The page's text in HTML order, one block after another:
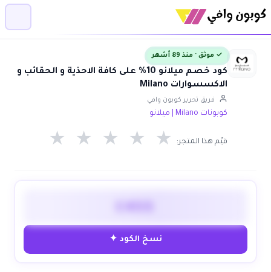
✓ موثق · منذ 89 أشهر
كود خصم ميلانو 10% على كافة الاحذية و الحقائب و
الاكسسوارات Milano
فريق تحرير كوبون وافي
كوبونات Milano | ميلانو
قيّم هذا المتجر: ★ ★ ★ ★ ★
نسخ الكود ✦